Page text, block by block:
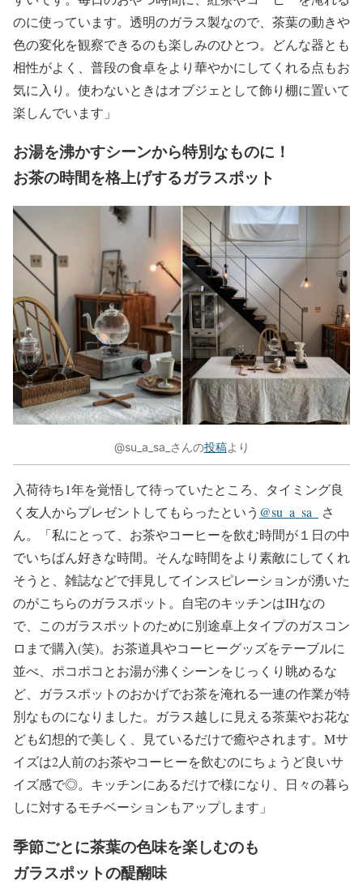
のに使っています。透明のガラス製なので、茶葉の動きや
色の変化を観察できるのも楽しみのひとつ。どんな器とも
相性がよく、普段の食卓をより華やかにしてくれる点もお
気に入り。使わないときはオブジェとして飾り棚に置いて
楽しんでいます」
お湯を沸かすシーンから特別なものに！
お茶の時間を格上げするガラスポット
@su_a_sa_さんの投稿より
入荷待ち1年を覚悟して待っていたところ、タイミング良
く友人からプレゼントしてもらったという @su_a_sa_
さ
ん。「私にとって、お茶やコーヒーを飲む時間が１日の中
でいちばん好きな時間。そんな時間をより素敵にしてくれ
そうと、雑誌などで拝見してインスピレーションが湧いた
のがこちらのガラスポット。自宅のキッチンはIHなの
で、このガラスポットのために別途卓上タイプのガスコン
ロまで購入(笑)。お茶道具やコーヒーグッズをテーブルに
並べ、ポコポコとお湯が沸くシーンをじっくり眺めるな
ど、ガラスポットのおかげでお茶を淹れる一連の作業が特
別なものになりました。ガラス越しに見える茶葉やお花な
ども幻想的で美しく、見ているだけで癒やされます。Mサ
イズは2人前のお茶やコーヒーを飲むのにちょうど良いサ
イズ感で◎。キッチンにあるだけで様になり、日々の暮ら
しに対するモチベーションもアップします」
季節ごとに茶葉の色味を楽しむのも
ガラスポットの醍醐味